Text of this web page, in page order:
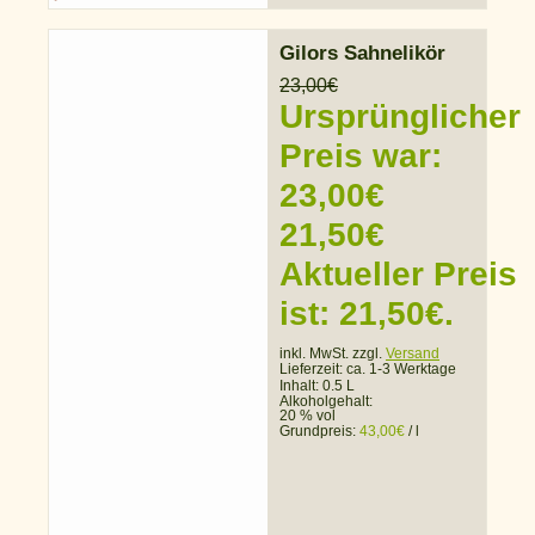
Gilors Sahnelikör
23,00€
Ursprünglicher
Preis war:
23,00€
21,50€
Aktueller Preis
ist: 21,50€.
inkl. MwSt. zzgl. Versand
Lieferzeit: ca. 1-3 Werktage
Inhalt: 0.5 L
Alkoholgehalt:
20 % vol
Grundpreis: 43,00€ /